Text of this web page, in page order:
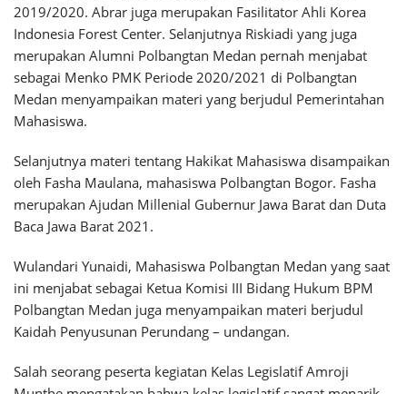
2019/2020. Abrar juga merupakan Fasilitator Ahli Korea
Indonesia Forest Center. Selanjutnya Riskiadi yang juga
merupakan Alumni Polbangtan Medan pernah menjabat
sebagai Menko PMK Periode 2020/2021 di Polbangtan
Medan menyampaikan materi yang berjudul Pemerintahan
Mahasiswa.
Selanjutnya materi tentang Hakikat Mahasiswa disampaikan
oleh Fasha Maulana, mahasiswa Polbangtan Bogor. Fasha
merupakan Ajudan Millenial Gubernur Jawa Barat dan Duta
Baca Jawa Barat 2021.
Wulandari Yunaidi, Mahasiswa Polbangtan Medan yang saat
ini menjabat sebagai Ketua Komisi III Bidang Hukum BPM
Polbangtan Medan juga menyampaikan materi berjudul
Kaidah Penyusunan Perundang – undangan.
Salah seorang peserta kegiatan Kelas Legislatif Amroji